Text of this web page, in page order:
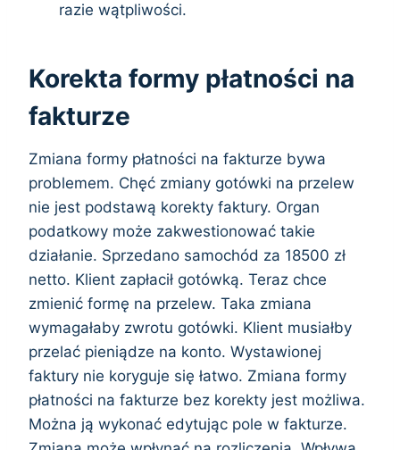
razie wątpliwości.
Korekta formy płatności na
fakturze
Zmiana formy płatności na fakturze bywa
problemem. Chęć zmiany gotówki na przelew
nie jest podstawą korekty faktury. Organ
podatkowy może zakwestionować takie
działanie. Sprzedano samochód za 18500 zł
netto. Klient zapłacił gotówką. Teraz chce
zmienić formę na przelew. Taka zmiana
wymagałaby zwrotu gotówki. Klient musiałby
przelać pieniądze na konto. Wystawionej
faktury nie koryguje się łatwo. Zmiana formy
płatności na fakturze bez korekty jest możliwa.
Można ją wykonać edytując pole w fakturze.